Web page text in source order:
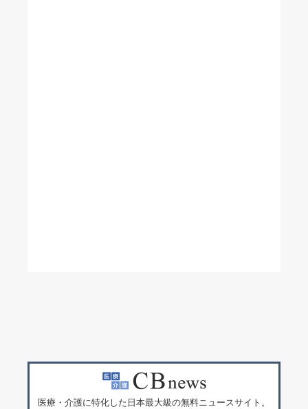
医療・介護に特化した日本最大級の無料ニュースサイト。